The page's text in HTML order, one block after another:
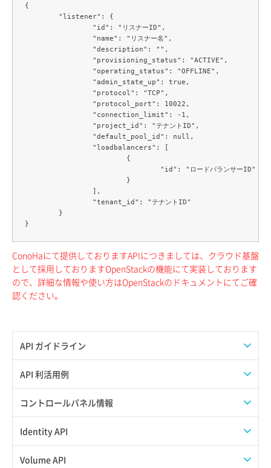
API ガイドライン
APIのご利用について
API 利活用例
APIでAPIサブユーザーを作成する
APIでVPSにISOイメージを挿入する
APIでVPSを作成する
コントロールパネル情報
APIユーザーを作成する
API情報を確認する
Identity API
Credential一覧取得
Volume API
{
ConoHaにて提供しておりますAPIにつきましては、クラウド基盤
として採用しておりますOpenStackの機能にて実装しております
ので、詳細な情報や使い方はOpenStackのドキュメントにてご確
認ください。